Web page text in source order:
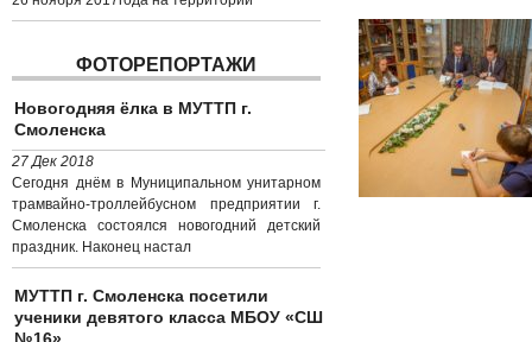
ФОТОРЕПОРТАЖИ
Новогодняя ёлка в МУТТП г.
Смоленска
27 Дек 2018
Сегодня днём в Муниципальном унитарном
трамвайно-троллейбусном предприятии г.
Смоленска состоялся новогодний детский
праздник. Наконец настал
МУТТП г. Смоленска посетили
ученики девятого класса МБОУ «СШ